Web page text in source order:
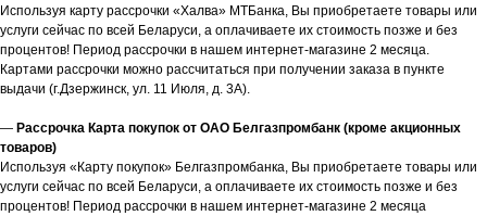
Используя карту рассрочки «Халва» МТБанка, Вы приобретаете товары или
услуги сейчас по всей Беларуси, а оплачиваете их стоимость позже и без
процентов! Период рассрочки в нашем интернет-магазине 2 месяца.
Картами рассрочки можно рассчитаться при получении заказа в пункте
выдачи (г.Дзержинск, ул. 11 Июля, д. 3А).
— Рассрочка Карта покупок от ОАО Белгазпромбанк (кроме акционных
товаров)
Используя «Карту покупок» Белгазпромбанка, Вы приобретаете товары или
услуги сейчас по всей Беларуси, а оплачиваете их стоимость позже и без
процентов! Период рассрочки в нашем интернет-магазине 2 месяца